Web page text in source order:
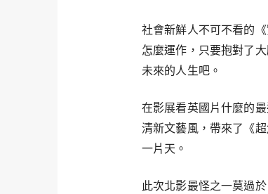
社會新鮮人不可不看的
怎麼運作，只要抱對了
未來的人生吧。
在影展看英國片什麼的
清新文藝風，帶來了《
一片天。
此次北影最怪之一莫過